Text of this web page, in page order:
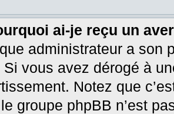
ai-je reçu un
administrateur a son
Si vous avez dérogé à
Notez que
groupe phpBB n’est